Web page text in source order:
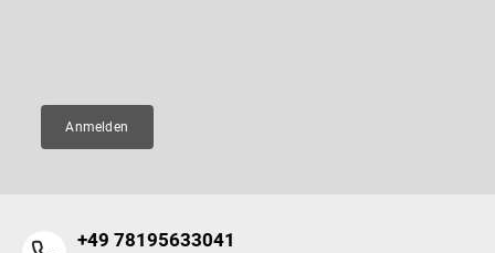
Anmelden
+49 78195633041